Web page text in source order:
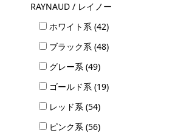
RAYNAUD / レイノー
ホワイト系 (42)
ブラック系 (48)
グレー系 (49)
ゴールド系 (19)
レッド系 (54)
ピンク系 (56)